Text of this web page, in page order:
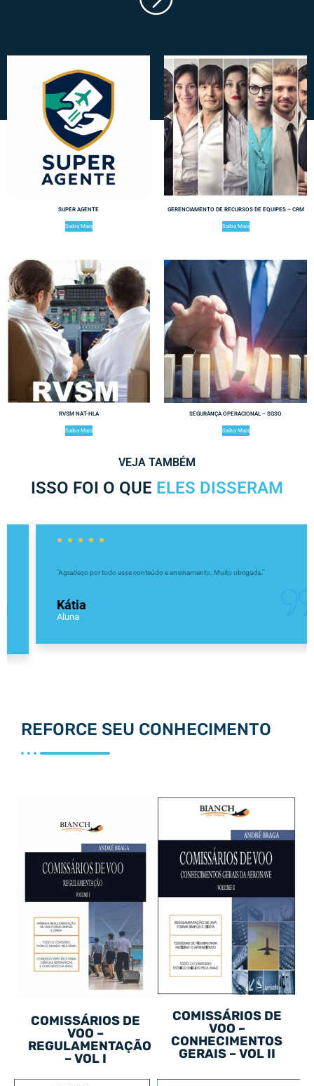
SUPER AGENTE
Saiba Mais
GERENCIAMENTO DE RECURSOS DE EQUIPES – CRM
Saiba Mais
RVSM NAT-HLA
Saiba Mais
SEGURANÇA OPERACIONAL – SGSO
Saiba Mais
VEJA TAMBÉM
ISSO FOI O QUE ELES DISSERAM
"Agradeço por todo esse conteúdo e ensinamento. Muito obrigada."
Kátia
REFORCE SEU CONHECIMENTO
COMISSÁRIOS DE
VOO –
REGULAMENTAÇÃO
– VOL I
COMISSÁRIOS DE
VOO –
CONHECIMENTOS
GERAIS – VOL II